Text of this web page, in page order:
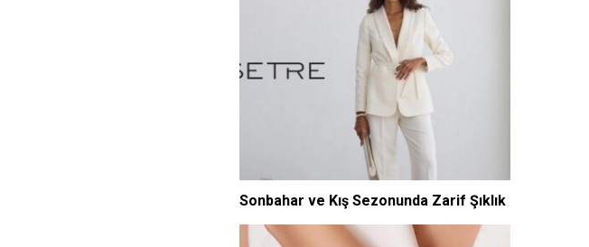
Sonbahar ve Kış Sezonunda Zarif Şıklık